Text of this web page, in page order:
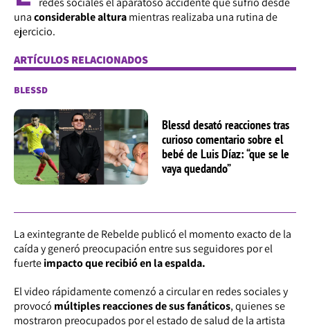
unaconsiderable alturamientras realizaba una rutina de
ejercicio.
ARTÍCULOS RELACIONADOS
BLESSD
Blessd desató reacciones tras
curioso comentario sobre el
bebé de Luis Díaz: “que se le
vaya quedando”
La exintegrante de Rebelde publicó el momento exacto de la
caída y generó preocupación entre sus seguidores por el
fuerteimpacto que recibió en la espalda.
El video rápidamente comenzó a circular en redes sociales y
provocó múltiples reacciones de sus fanáticos, quienes se
mostraron preocupados por el estado de salud de la artista